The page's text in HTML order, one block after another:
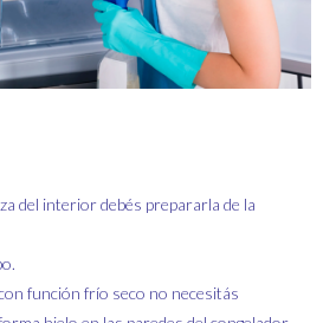
del interior debés prepararla de la
función frío seco no necesitás